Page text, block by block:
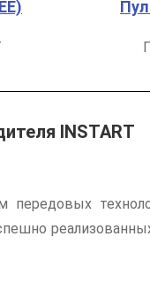
INSTART